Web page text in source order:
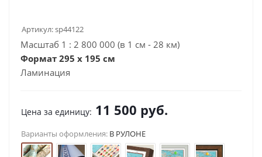
Артикул:sp44122
Масштаб 1 : 2 800 000 (в 1 см - 28 км)
Формат 295 х 195 см
Ламинация
Цена за единицу: 11 500 руб.
Варианты оформления: В РУЛОНЕ